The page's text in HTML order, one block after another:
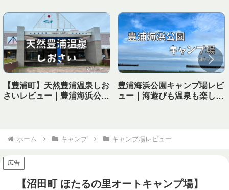
【豊浦町】天然豊浦温泉しお
さいレビュー｜豊浦海浜公園
豊浦海浜公園キャンプ場レビ
ュー｜海遊びも温泉も楽しめ
ホーム キャンプ キャンプ場レビュー
広告
【沼田町 ほたるの里オートキャンプ場】